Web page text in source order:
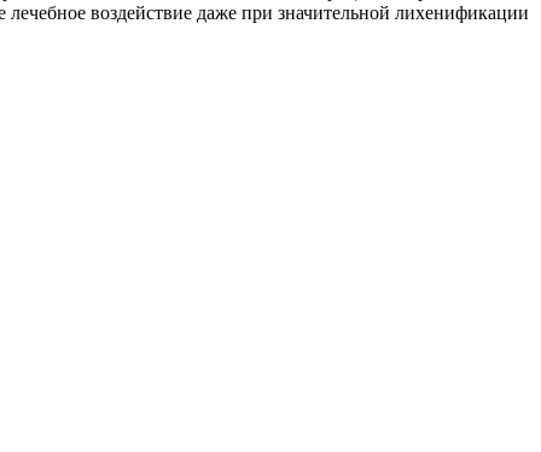
воздействие даже при значительной лихенификации